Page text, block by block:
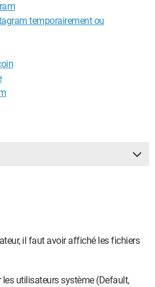
temporairement ou
il faut avoir affiché les fichiers
utilisateurs système (Default,